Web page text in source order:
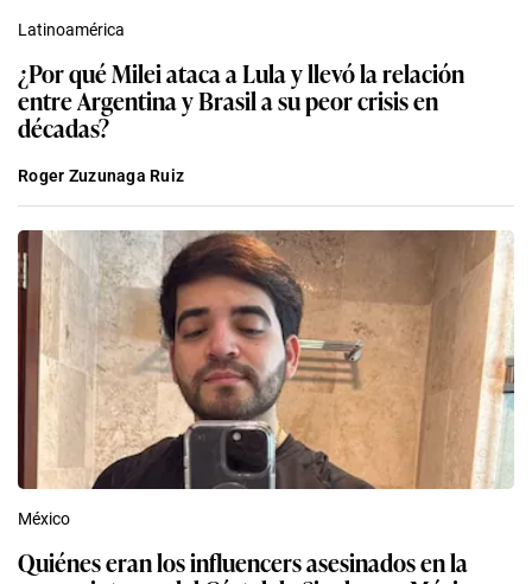
Latinoamérica
¿Por qué Milei ataca a Lula y llevó la relación
entre Argentina y Brasil a su peor crisis en
décadas?
Roger Zuzunaga Ruiz
México
Quiénes eran los influencers asesinados en la